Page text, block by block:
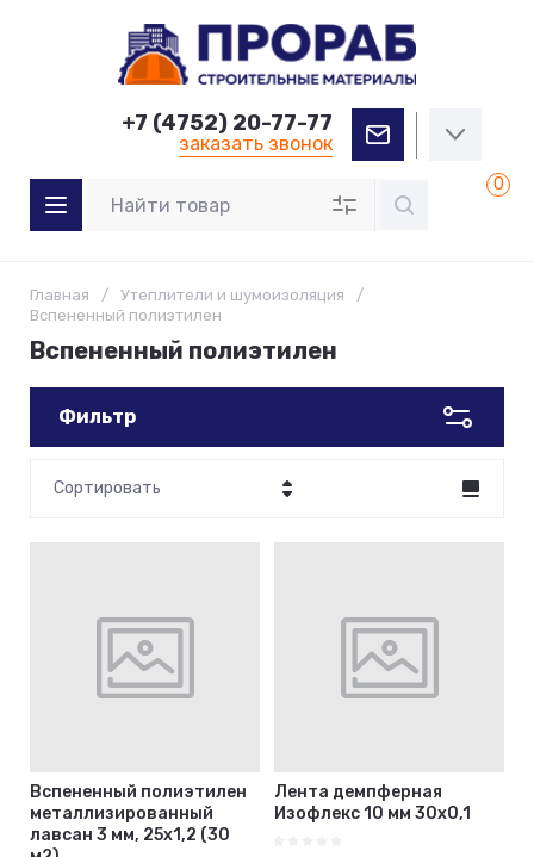
0
+7 (4752) 20-77-77
заказать звонок
Главная / Утеплители и шумоизоляция
/
Вспененный полиэтилен
Вспененный полиэтилен
Фильтр
Сортировать
Название - Я-А
Название - А-Я
Вспененный полиэтилен
металлизированный
лавсан 3 мм, 25х1,2 (30
Лента демпферная
Изофлекс 10 мм 30х0,1